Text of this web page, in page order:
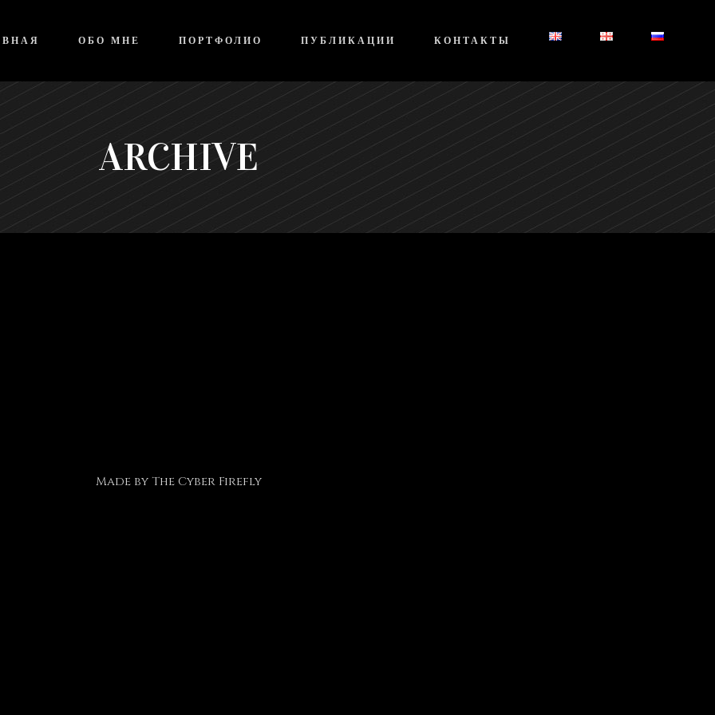
ОБО МНЕ ПОРТФОЛИО ПУБЛИКАЦИИ КОНТАКТЫ
ARCHIVE
Made byThe Cyber Firefly